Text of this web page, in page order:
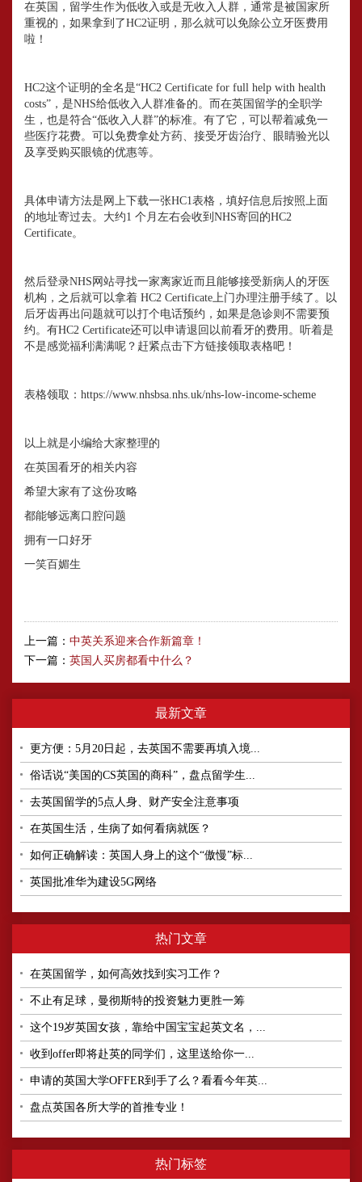
在英国，留学生作为低收入或是无收入人群，通常是被国家所
重视的，如果拿到了HC2证明，那么就可以免除公立牙医费用
啦！
HC2这个证明的全名是“HC2 Certificate for full help with health
costs”，是NHS给低收入人群准备的。而在英国留学的全职学
生，也是符合“低收入人群”的标准。有了它，可以帮着减免一
些医疗花费。可以免费拿处方药、接受牙齿治疗、眼睛验光以
及享受购买眼镜的优惠等。
具体申请方法是网上下载一张HC1表格，填好信息后按照上面
的地址寄过去。大约1 个月左右会收到NHS寄回的HC2
Certificate。
然后登录NHS网站寻找一家离家近而且能够接受新病人的牙医
机构，之后就可以拿着 HC2 Certificate上门办理注册手续了。以
后牙齿再出问题就可以打个电话预约，如果是急诊则不需要预
约。有HC2 Certificate还可以申请退回以前看牙的费用。听着是
不是感觉福利满满呢？赶紧点击下方链接领取表格吧！
表格领取：https://www.nhsbsa.nhs.uk/nhs-low-income-scheme
以上就是小编给大家整理的
在英国看牙的相关内容
希望大家有了这份攻略
都能够远离口腔问题
拥有一口好牙
一笑百媚生
上一篇： 中英关系迎来合作新篇章！
下一篇： 英国人买房都看中什么？
最新文章
更方便：5月20日起，去英国不需要再填入境...
俗话说“美国的CS英国的商科”，盘点留学生...
去英国留学的5点人身、财产安全注意事项
在英国生活，生病了如何看病就医？
如何正确解读：英国人身上的这个“傲慢”标...
英国批准华为建设5G网络
热门文章
在英国留学，如何高效找到实习工作？
不止有足球，曼彻斯特的投资魅力更胜一筹
这个19岁英国女孩，靠给中国宝宝起英文名，...
收到offer即将赴英的同学们，这里送给你一...
申请的英国大学OFFER到手了么？看看今年英...
盘点英国各所大学的首推专业！
热门标签